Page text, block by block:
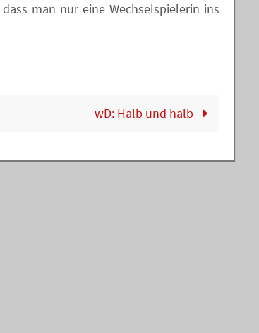
man nur eine Wechselspielerin ins
wD: Halb und halb